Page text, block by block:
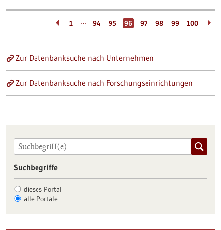
1 … 94 95 96 97 98 99 100
Zur Datenbanksuche nach Unternehmen
Zur Datenbanksuche nach Forschungseinrichtungen
Suchbegriffe
dieses Portal
alle Portale